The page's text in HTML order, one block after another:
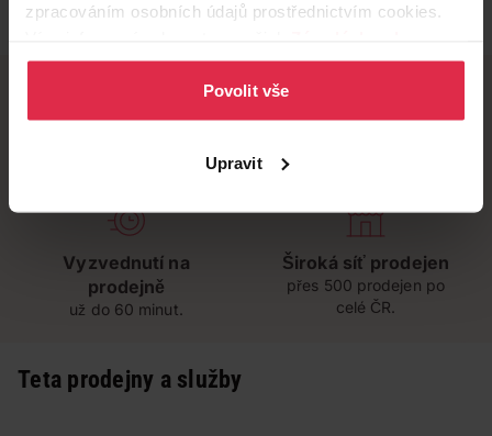
zpracováním osobních údajů prostřednictvím cookies.
osobních údajů.
Povolit vše
Upravit
při nákupu nad 1 200 Kč ušetřete s Teta klubem
Vyzvednutí na
prodejně
už do 60 minut.
Široká síť prodejen
přes 500 prodejen po
celé ČR.
Teta prodejny a služby